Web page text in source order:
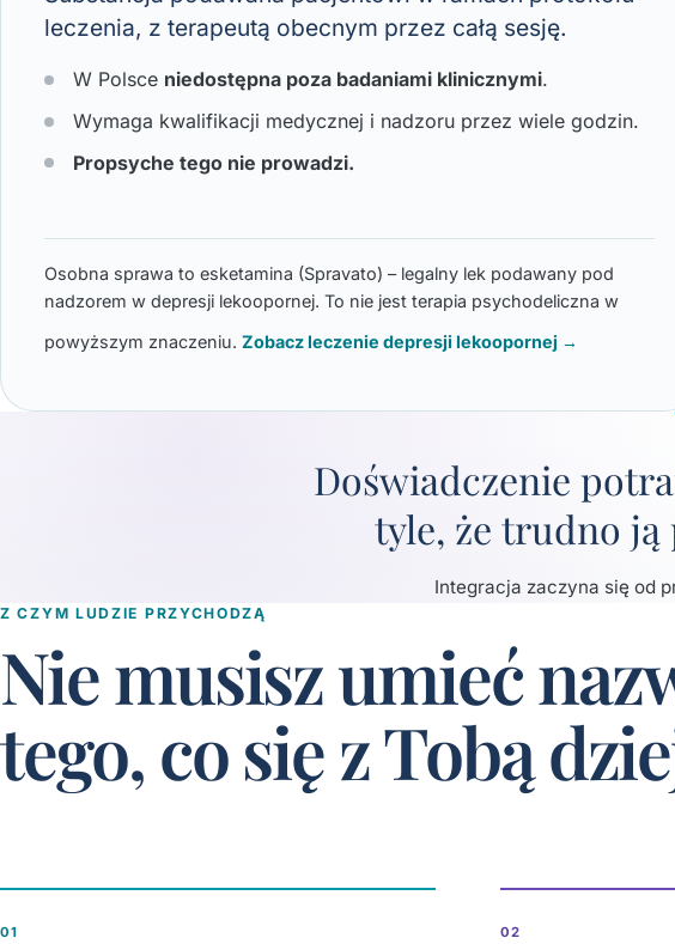
leczenia, z terapeutą obecnym przez całą sesję.
W Polsce niedostępna poza badaniami klinicznymi.
Wymaga kwalifikacji medycznej i nadzoru przez wiele godzin.
Propsyche tego nie prowadzi.
Osobna sprawa to esketamina (Spravato) – legalny lek podawany pod
nadzorem w depresji lekoopornej. To nie jest terapia psychodeliczna w
powyższym znaczeniu. Zobacz leczenie depresji lekoopornej →
Doświadczenie
tyle, że trudno ją
Integracja zaczyna się od
Z CZYM LUDZIE PRZYCHODZĄ
Nie musisz umieć
tego, co się z Tobą
01 02